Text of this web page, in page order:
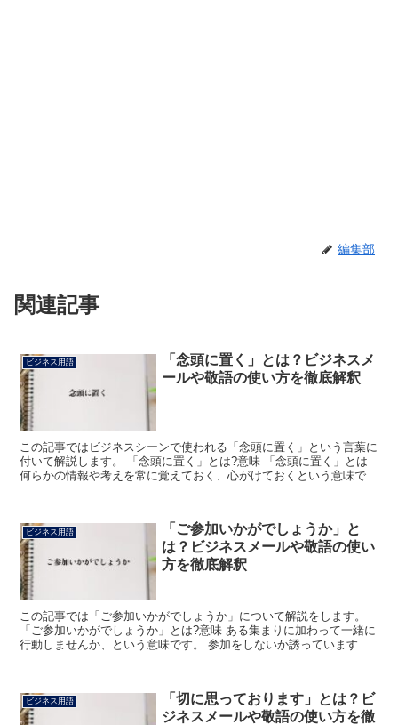
編集部
関連記事
ビジネス用語
「念頭に置く」とは？ビジネスメ
ールや敬語の使い方を徹底解釈
この記事ではビジネスシーンで使われる「念頭に置く」という言葉に
付いて解説します。 「念頭に置く」とは?意味 「念頭に置く」とは
何らかの情報や考えを常に覚えておく、心がけておくという意味で
ビジネス用語
「ご参加いかがでしょうか」と
は？ビジネスメールや敬語の使い
方を徹底解釈
この記事では「ご参加いかがでしょうか」について解説をします。
「ご参加いかがでしょうか」とは?意味 ある集まりに加わって一緒に
行動しませんか、という意味です。 参加をしないか誘っています。
ビジネス用語
「切に思っております」とは？ビ
ジネスメールや敬語の使い方を徹